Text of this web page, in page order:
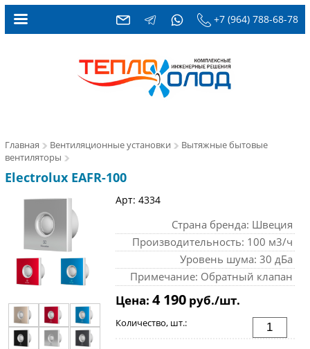
+7 (964) 788-68-78
Главная Вентиляционные установки
Вытяжные бытовые
вентиляторы
Electrolux EAFR-100
Арт: 4334
Страна бренда: Швеция
Производительность: 100 м3/ч
Уровень шума: 30 дБа
Примечание: Обратный клапан
Цена: 4 190руб./шт.
Количество, шт.: